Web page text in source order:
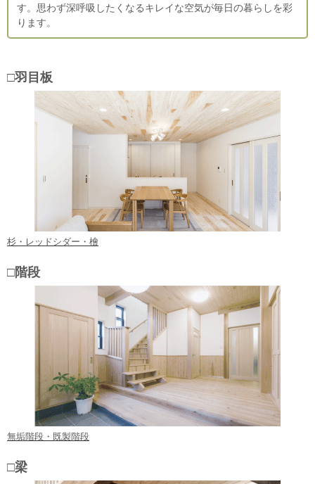
す。思わず深呼吸したくなるキレイな空気が毎日の暮らしを彩
ります。
□羽目板
杉・レッドシダー・檜
□階段
無垢階段・既製階段
□梁